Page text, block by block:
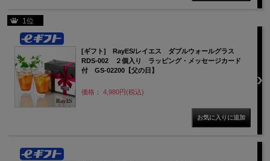
1位
[ギフト] RayES/レイエス ダブルウォールグラス
RDS-002 ２個入り ラッピング・メッセージカード
付 GS-02200【父の日】
価格： 4,980円(税込)